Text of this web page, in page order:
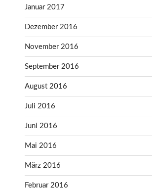
Januar 2017
Dezember 2016
November 2016
September 2016
August 2016
Juli 2016
Juni 2016
Mai 2016
März 2016
Februar 2016